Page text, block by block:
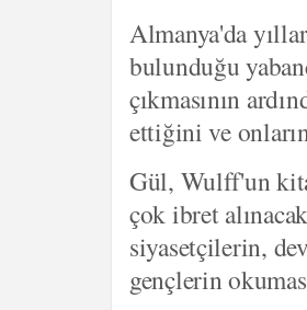
Almanya'da
bulunduğu
çıkmasının
ettiğini ve
Gül, Wulff'un
çok ibret
siyasetçilerin,
gençlerin